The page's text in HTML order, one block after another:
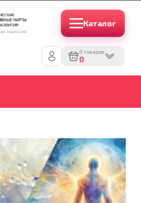
Каталог
0 товаров
0